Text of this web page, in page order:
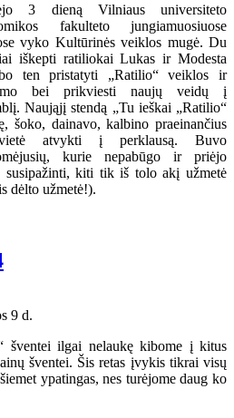
3 dieną Vilniaus universiteto
fakulteto jungiamuosiuose
vyko Kultūrinės veiklos mugė. Du
iškepti ratiliokai Lukas ir Modesta
ten pristatyti „Ratilio“ veiklos ir
bei prikviesti naujų veidų į
Naująjį stendą „Tu ieškai „Ratilio“
šoko, dainavo, kalbino praeinančius
atvykti į perklausą. Buvo
kurie nepabūgo ir priėjo
susipažinti, kiti tik iš tolo akį užmetė
dėlto užmetė!).
9 d.
šventei ilgai nelaukę kibome į kitus
šventei. Šis retas įvykis tikrai visų
ypatingas, nes turėjome daug ko